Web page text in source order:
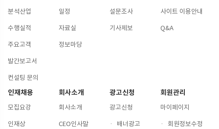
분석산업
수행실적
주요고객
발간보고서
컨설팅 문의
일정
자료실
정보마당
설문조사
기사제보
사이트 이용안내
Q&A
인재채용
모집요강
인재상
회사소개
회사소개
CEO인사말
광고신청
광고신청
·
배너광고
회원관리
마이페이지
·
회원정보수정